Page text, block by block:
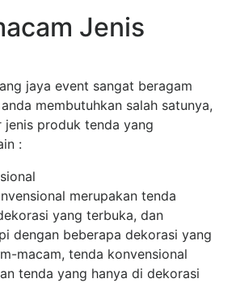
Jenis
jaya event sangat beragam
membutuhkan salah satunya,
produk tenda yang
:
merupakan tenda
yang terbuka, dan
dengan beberapa dekorasi yang
macam, tenda konvensional
tenda yang hanya di dekorasi